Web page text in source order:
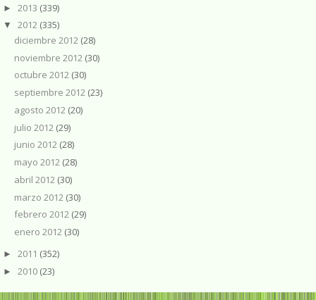
► 2013 (339)
▼ 2012 (335)
diciembre 2012 (28)
noviembre 2012 (30)
octubre 2012 (30)
septiembre 2012 (23)
agosto 2012 (20)
julio 2012 (29)
junio 2012 (28)
mayo 2012 (28)
abril 2012 (30)
marzo 2012 (30)
febrero 2012 (29)
enero 2012 (30)
► 2011 (352)
► 2010 (23)